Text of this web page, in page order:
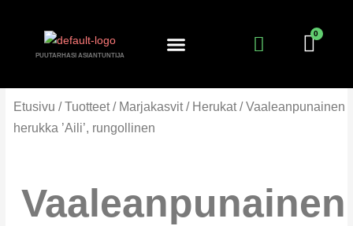
PUUTARHASI ASIANTUNTIJA
Etusivu /Tuotteet/ Marjakasvit/ Herukat/ Vaaleanpunainen
herukka ’Aili’, rungollinen
Vaaleanpunainen